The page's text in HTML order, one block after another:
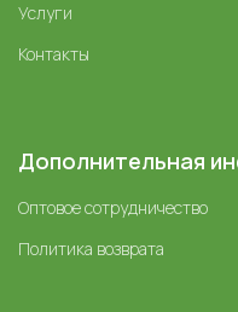
Услуги
Контакты
Дополнительная
Оптовое сотрудничество
Политика возврата